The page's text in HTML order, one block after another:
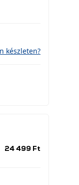
készleten?
időszak
24 499 Ft